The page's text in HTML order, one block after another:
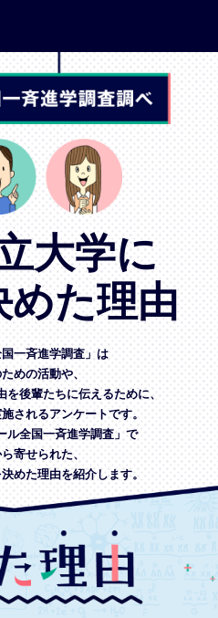
大学に
めた理由
一斉進学調査」は
めの活動や、
を後輩たちに伝えるために、
されるアンケートです。
ル全国一斉進学調査」で
寄せられた、
めた理由を紹介します。